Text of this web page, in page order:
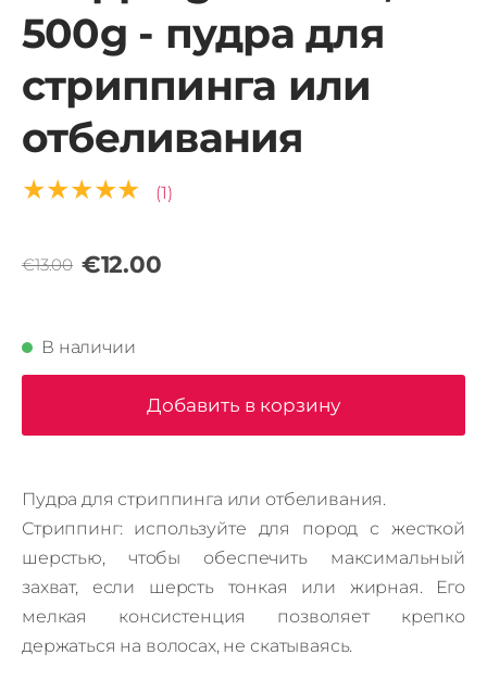
500g - пудра для
стриппинга или
отбеливания
★★★★★ (1)
€13.00 €12.00
В наличии
Добавить в корзину
Пудра для стриппинга или отбеливания.
Стриппинг: используйте для пород с жесткой
шерстью, чтобы обеспечить максимальный
захват, если шерсть тонкая или жирная. Его
мелкая консистенция позволяет крепко
держаться на волосах, не скатываясь.